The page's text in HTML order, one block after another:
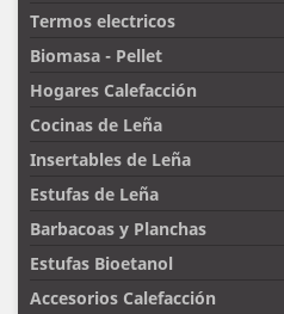
Termos electricos
Biomasa - Pellet
Hogares Calefacción
Cocinas de Leña
Insertables de Leña
Estufas de Leña
Barbacoas y Planchas
Estufas Bioetanol
Accesorios Calefacción